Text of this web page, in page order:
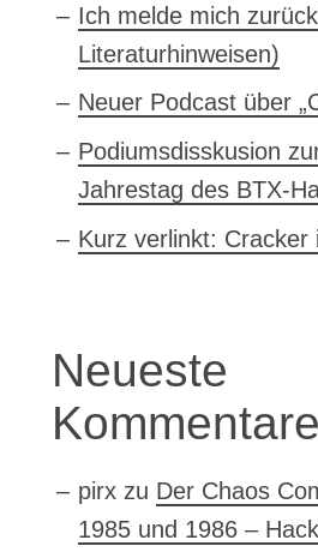
Ich melde mich
Literaturhinweisen)
Neuer Podcast über
Podiumsdisskusion
Jahrestag des BTX-
Kurz verlinkt: Cracker
Neueste
Kommentare
pirxzu Der Chaos
1985 und 1986 –